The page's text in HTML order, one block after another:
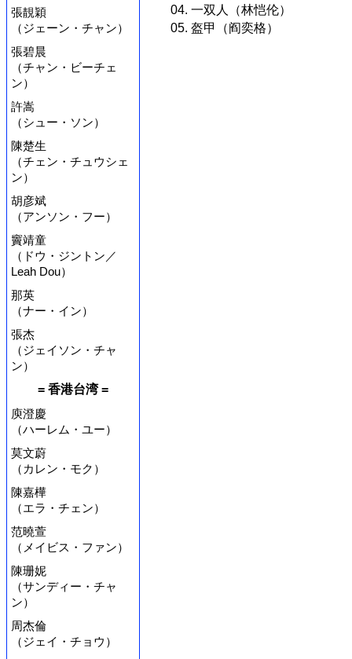
張靚穎
（ジェーン・チャン）
張碧晨
（チャン・ビーチェ
ン）
許嵩
（シュー・ソン）
陳楚生
（チェン・チュウシェ
ン）
胡彦斌
（アンソン・フー）
竇靖童
（ドウ・ジントン／
Leah Dou）
那英
（ナー・イン）
張杰
（ジェイソン・チャ
ン）
= 香港台湾 =
庾澄慶
（ハーレム・ユー）
莫文蔚
（カレン・モク）
陳嘉樺
（エラ・チェン）
范曉萱
（メイビス・ファン）
陳珊妮
（サンディー・チャ
ン）
周杰倫
（ジェイ・チョウ）
04. 一双人（林恺伦）
05. 盔甲（阎奕格）